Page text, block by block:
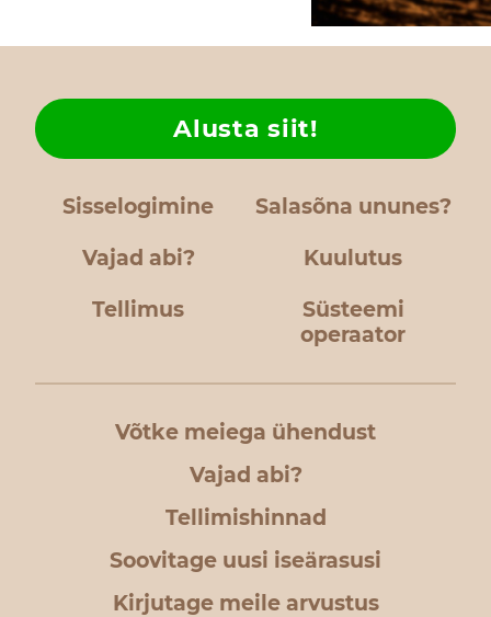
Sisselogimine Salasõna ununes?
Vajad abi?
Alusta siit!
Kuulutus
Tellimus
Süsteemi
operaator
Võtke meiega ühendust
Vajad abi?
Tellimishinnad
Soovitage uusi iseärasusi
Kirjutage meile arvustus